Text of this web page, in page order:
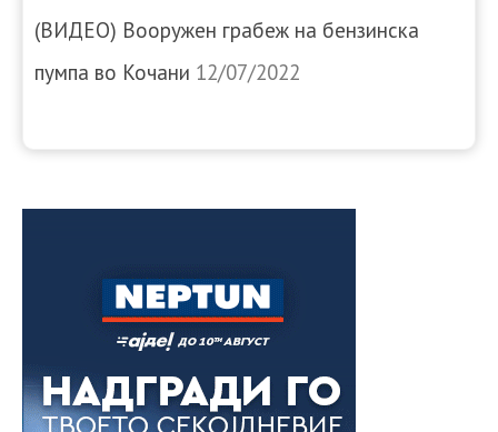
(ВИДЕО) Вооружен грабеж на бензинска
пумпа во Кочани 12/07/2022